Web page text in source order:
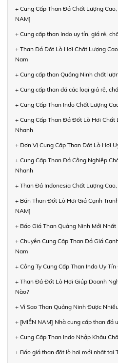
+ Cung Cấp Than Đá Chất Lượng
NAM]
+ Cung cấp than Indo uy tín, giá rẻ,
+ Than Đá Đốt Lò Hơi Chất Lượng
Nam
+ Cung cấp than Quảng Ninh chất
+ Cung cấp than đá các loại giá rẻ,
+ Cung Cấp Than Indo Chất Lượng
+ Cung Cấp Than Đá Đốt Lò Hơi Chất
Nhanh
+ Đơn Vị Cung Cấp Than Đốt Lò Hơi
+ Cung Cấp Than Đá Công Nghiệp
Nhanh
+ Than Đá Indonesia Chất Lượng
+ Bán Than Đốt Lò Hơi Giá Cạnh
NAM]
+ Báo Giá Than Quảng Ninh Mới Nhất
+ Chuyên Cung Cấp Than Đá Giá
Nam
+ Công Ty Cung Cấp Than Indo Uy
+ Than Đá Đốt Lò Hơi Giúp Doanh
Nào?
+ Vì Sao Than Quảng Ninh Được
+ [MIỀN NAM] Nhà cung cấp than đá
+ Cung Cấp Than Indo Nhập Khẩu
+ Báo giá than đốt lò hơi mới nhất tại